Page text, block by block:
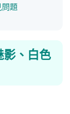
題
影、白色